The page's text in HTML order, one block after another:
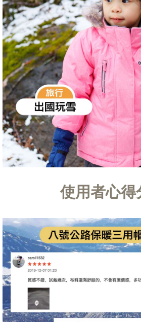
使用者心得